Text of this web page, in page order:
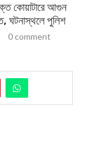
কোয়াটারে আগুন
ঘটনাস্থলে পুলিশ
0 comment